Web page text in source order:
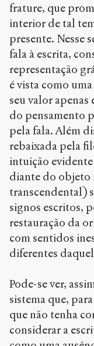
frature, que
interior de tal
presente. Nesse
fala à escrita,
representação
é vista como
seu valor
do pensamento
pela fala. Além
rebaixada pela
intuição evidente
diante do objeto
transcendental)
signos escritos,
restauração da
com sentidos
diferentes
Pode-se ver,
sistema que,
que não tenha
considerar a